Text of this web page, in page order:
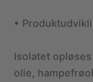
•
Isolatet
olie,